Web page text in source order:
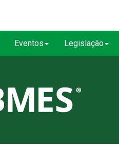
Eventos Legislação